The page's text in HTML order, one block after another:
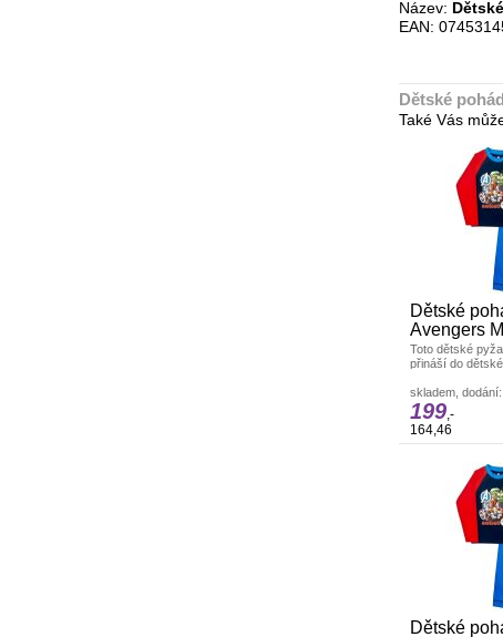
Název:
EAN:
Dětské
Také Vás
Dětské
Avengers
Toto dětské
přináší do
navrženo
skladem,
199,-
164,46
Dětské